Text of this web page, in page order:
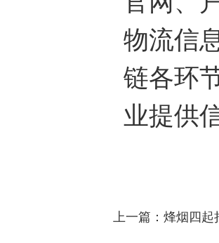
物流信
链各环
业提供
上一篇： 烽烟四起